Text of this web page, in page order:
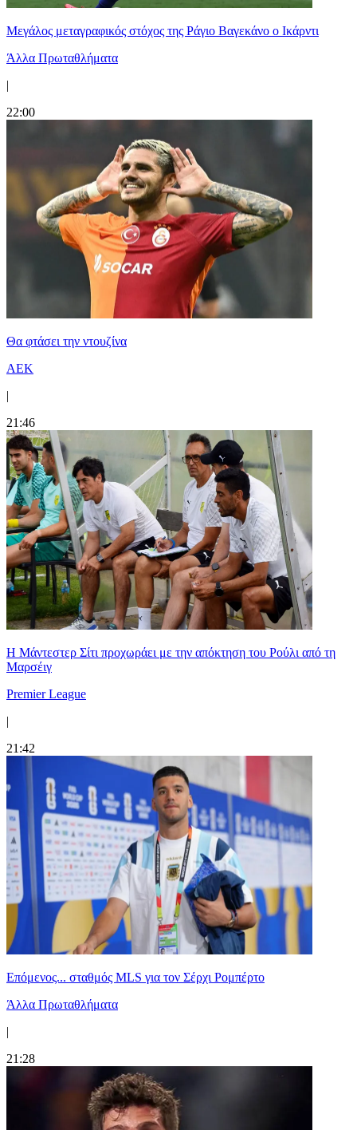
Μεγάλος μεταγραφικός στόχος της Ράγιο Βαγεκάνο ο Ικάρντι
Άλλα Πρωταθλήματα
|
22:00
Θα φτάσει την ντουζίνα
ΑΕΚ
|
21:46
Η Μάντεστερ Σίτι προχωράει με την απόκτηση του Ρούλι από τη
Μαρσέιγ
Premier League
|
21:42
Επόμενος... σταθμός MLS για τον Σέρχι Ρομπέρτο
Άλλα Πρωταθλήματα
|
21:28